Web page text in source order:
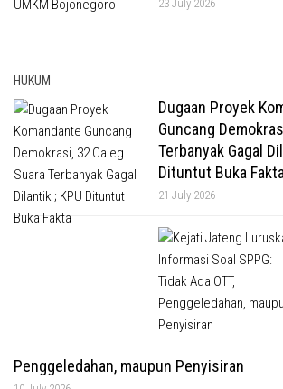
23 July 2026
HUKUM
Dugaan Proyek
Guncang
Terbanyak Gagal
Dituntut Buka Fakta
21 July 2026
Penggeledahan, maupun Penyisiran